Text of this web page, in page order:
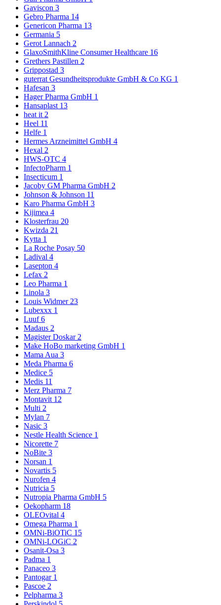
Gaviscon 3
Gebro Pharma 14
Genericon Pharma 13
Germania 5
Gerot Lannach 2
GlaxoSmithKline Consumer Healthcare 16
Grethers Pastillen 2
Grippostad 3
guterrat Gesundheitsprodukte GmbH & Co KG 1
Hafesan 3
Hager Pharma GmbH 1
Hansaplast 13
heat it 2
Heel 11
Helfe 1
Hermes Arzneimittel GmbH 4
Hexal 2
HWS-OTC 4
InfectoPharm 1
Insecticum 1
Jacoby GM Pharma GmbH 2
Johnson & Johnson 11
Karo Pharma GmbH 3
Kijimea 4
Klosterfrau 20
Kwizda 21
Kytta 1
La Roche Posay 50
Ladival 4
Lasepton 4
Lefax 2
Leo Pharma 1
Linola 3
Louis Widmer 23
Lubexxx 1
Luuf6
Madaus 2
Magister Doskar 2
Make HoBo marketing GmbH 1
Mama Aua 3
Meda Pharma 6
Medice 5
Medis 11
Merz Pharma 7
Montavit 12
Multi 2
Mylan 7
Nasic 3
Nestle Health Science 1
Nicorette 7
NoBite 3
Norsan 1
Novartis 5
Nurofen 4
Nutricia 5
Nutropia Pharma GmbH 5
Oekopharm 18
OLEOvital 4
Omega Pharma 1
OMNi-BiOTiC 15
OMNi-LOGiC 2
Osanit-Osa 3
Padma 1
Panaceo 3
Pantogar 1
Pascoe 2
Pelpharma 3